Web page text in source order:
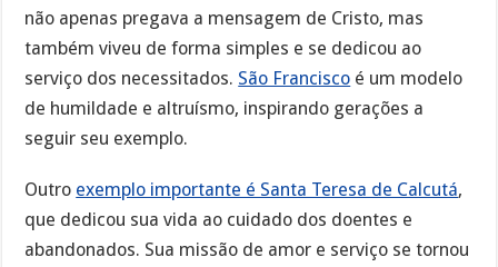
não apenas pregava a mensagem de Cristo, mas
também viveu de forma simples e se dedicou ao
serviço dos necessitados. São Francisco é um modelo
de humildade e altruísmo, inspirando gerações a
seguir seu exemplo.
Outro exemplo importante é Santa Teresa de Calcutá,
que dedicou sua vida ao cuidado dos doentes e
abandonados. Sua missão de amor e serviço se tornou